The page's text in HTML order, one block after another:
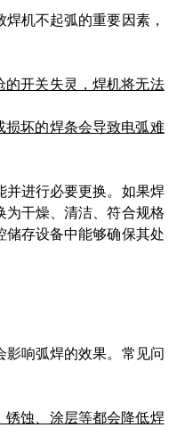
机不起弧的重要因素，
的开关失灵，焊机将无法
损坏的焊条会导致电弧难
并进行必要更换。如果焊
为干燥、清洁、符合规格
储存设备中能够确保其处
影响弧焊的效果。常见问
锈蚀、涂层等都会降低焊